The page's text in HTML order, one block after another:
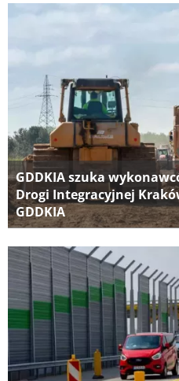
GDDKIA szuka
Drogi Integracyjnej
GDDKIA